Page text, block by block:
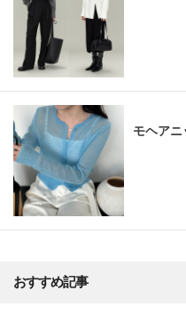
モヘア
おすすめ記事